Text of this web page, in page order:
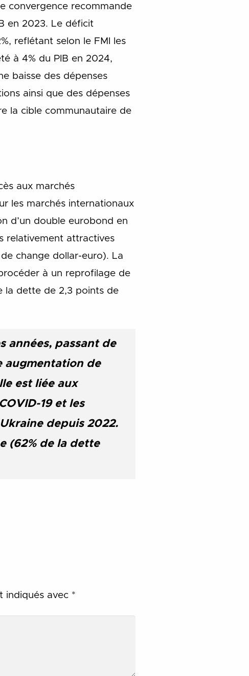
convergence recommande
en 2023. Le déficit
reflétant selon le FMI les
à 4% du PIB en 2024,
baisse des dépenses
ainsi que des dépenses
la cible communautaire de
aux marchés
les marchés internationaux
d’un double eurobond en
relativement attractives
change dollar-euro). La
à un reprofilage de
la dette de 2,3 points de
années, passant de
augmentation de
est liée aux
19 et les
depuis 2022.
(62% de la dette
indiqués avec *